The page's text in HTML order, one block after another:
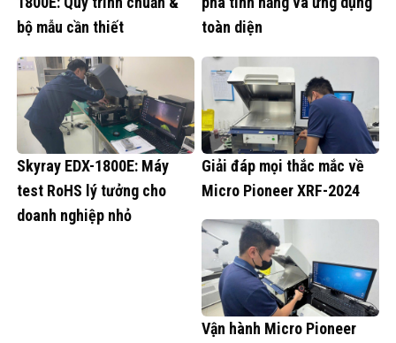
bộ mẫu cần thiết
toàn diện
Skyray EDX-1800E: Máy
test RoHS lý tưởng cho
doanh nghiệp nhỏ
Giải đáp mọi thắc mắc về
Micro Pioneer XRF-2024
Vận hành Micro Pioneer